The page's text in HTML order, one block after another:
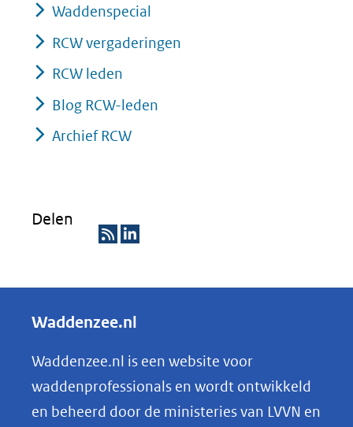
Waddenspecial
RCW vergaderingen
RCW leden
Blog RCW-leden
Archief RCW
Delen
S
e
e
n
o
Waddenzee.nl
Waddenzee.nl is een website voor
waddenprofessionals en wordt ontwikkeld
en beheerd door de ministeries van LVVN en